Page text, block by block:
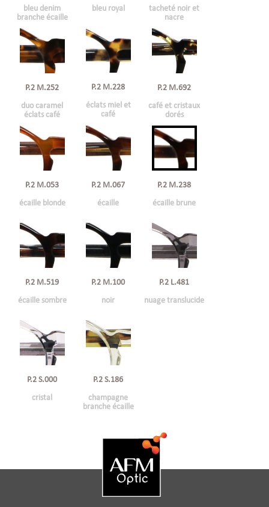
bleu denim
branche écaille
bleu royal
tacheté noir et
nacre
P.2 M.252
duo caramel
éclats café
P.2 M.228
éclats miel et
café
P.2 M.692
café et cristaux
dorés
P.2 M.053
écaille blonde
P.2 M.067
écaille
P.2 M.238
écaille brune
P.2 M.519
écaille sombre
P.2 M.100
noir
P.2 L.481
nuage translucide
P.2 S.000
cristal
P.2 S.186
champagne
branche écaille